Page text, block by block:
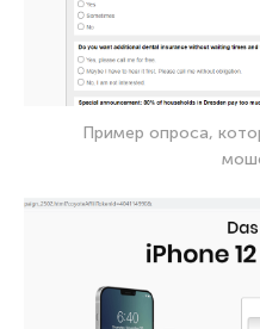
Пример опроса,